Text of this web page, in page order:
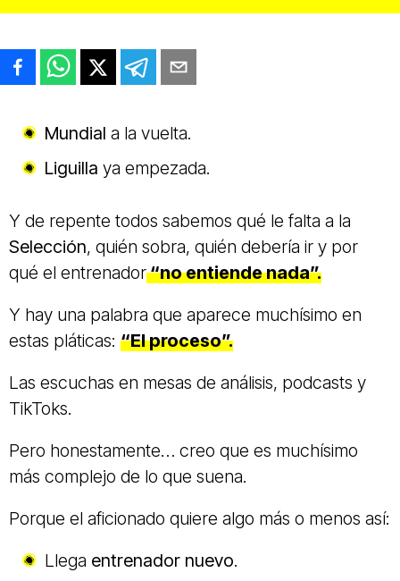
Mundial a la vuelta.
Liguilla ya empezada.
Y de repente todos sabemos qué le falta a la
Selección, quién sobra, quién debería ir y por
qué el entrenador“no entiende nada”.
Y hay una palabra que aparece muchísimo en
estas pláticas: “El proceso”.
Las escuchas en mesas de análisis, podcasts y
TikToks.
Pero honestamente… creo que es muchísimo
más complejo de lo que suena.
Porque el aficionado quiere algo más o menos así:
Llega entrenador nuevo.